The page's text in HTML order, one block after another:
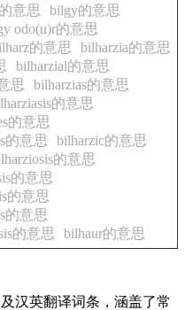
意思
bilgy的意思
odo(u)r的意思
的意思
bilharzia的意思
bilharzial的意思
思
bilharzias的意思
的意思
的意思
的意思
bilharzic的意思
的意思
的意思
的意思
的意思
的意思
bilhaur的意思
汉英翻译词条，涵盖了常